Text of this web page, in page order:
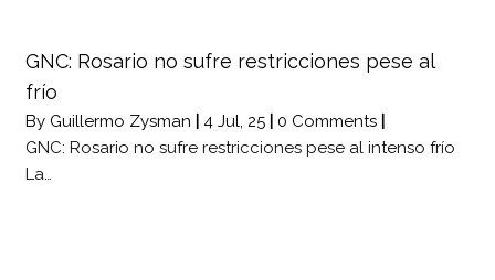
GNC: Rosario no sufre restricciones pese al
frío
By Guillermo Zysman 4 Jul, 25 0 Comments
GNC: Rosario no sufre restricciones pese al intenso frío
La…